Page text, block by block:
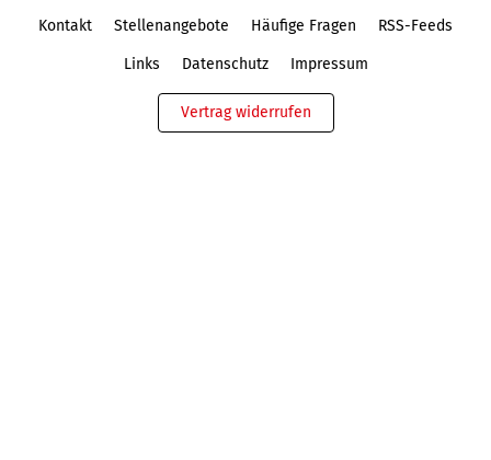
Kontakt Stellenangebote Häufige Fragen RSS-Feeds
Links Datenschutz Impressum
Vertrag widerrufen